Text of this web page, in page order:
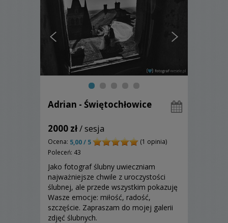
Adrian - Świętochłowice
2000 zł/ sesja
Ocena: 5,00 / 5
(1 opinia)
Poleceń: 43
Jako fotograf ślubny uwieczniam
najważniejsze chwile z uroczystości
ślubnej, ale przede wszystkim pokazuję
Wasze emocje: miłość, radość,
szczęście. Zapraszam do mojej galerii
zdjęć ślubnych.